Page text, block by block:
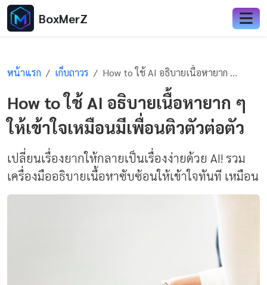
BoxMerZ
หน้าแรก เก็บถาวร How to ใช้ AI อธิบายเนื้อหายาก ๆ ให้เข้าใจเหมือนมีเพื่อนติวตัวต่อตัว
How to ใช้ AI อธิบายเนื้อหายาก ๆ
ให้เข้าใจเหมือนมีเพื่อนติวตัวต่อตัว
เปลี่ยนเรื่องยากให้กลายเป็นเรื่องง่ายด้วย AI! รวม
เครื่องมืออธิบายเนื้อหาซับซ้อนให้เข้าใจทันที เหมือน